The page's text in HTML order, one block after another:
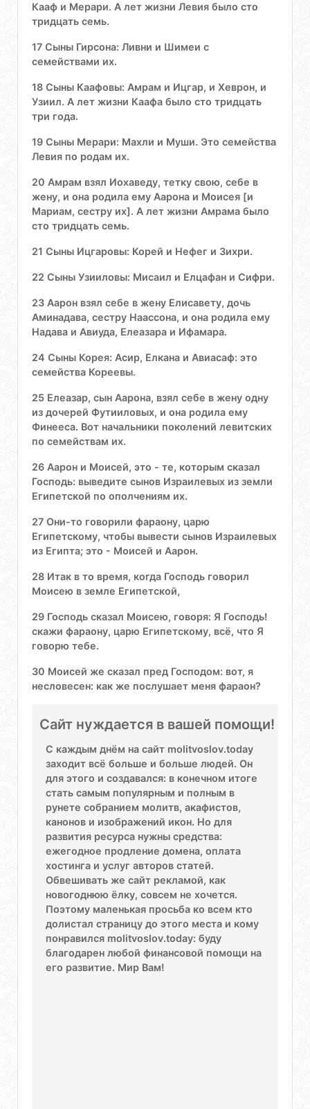
Кааф и Мерари. А лет жизни Левия было сто
тридцать семь.
17 Сыны Гирсона: Ливни и Шимеи с
семействами их.
18 Сыны Каафовы: Амрам и Ицгар, и Хеврон, и
Узиил. А лет жизни Каафа было сто тридцать
три года.
19 Сыны Мерари: Махли и Муши. Это семейства
Левия по родам их.
20 Амрам взял Иохаведу, тетку свою, себе в
жену, и она родила ему Аарона и Моисея [и
Мариам, сестру их]. А лет жизни Амрама было
сто тридцать семь.
21 Сыны Ицгаровы: Корей и Нефег и Зихри.
22 Сыны Узииловы: Мисаил и Елцафан и Сифри.
23 Аарон взял себе в жену Елисавету, дочь
Аминадава, сестру Наассона, и она родила ему
Надава и Авиуда, Елеазара и Ифамара.
24 Сыны Корея: Асир, Елкана и Авиасаф: это
семейства Кореевы.
25 Елеазар, сын Аарона, взял себе в жену одну
из дочерей Футииловых, и она родила ему
Финееса. Вот начальники поколений левитских
по семействам их.
26 Аарон и Моисей, это - те, которым сказал
Господь: выведите сынов Израилевых из земли
Египетской по ополчениям их.
27 Они-то говорили фараону, царю
Египетскому, чтобы вывести сынов Израилевых
из Египта; это - Моисей и Аарон.
28 Итак в то время, когда Господь говорил
Моисею в земле Египетской,
29 Господь сказал Моисею, говоря: Я Господь!
скажи фараону, царю Египетскому, всё, что Я
говорю тебе.
30 Моисей же сказал пред Господом: вот, я
несловесен: как же послушает меня фараон?
Сайт нуждается в вашей помощи!
С каждым днём на сайт molitvoslov.today
заходит всё больше и больше людей. Он
для этого и создавался: в конечном итоге
стать самым популярным и полным в
рунете собранием молитв, акафистов,
канонов и изображений икон. Но для
развития ресурса нужны средства:
ежегодное продление домена, оплата
хостинга и услуг авторов статей.
Обвешивать же сайт рекламой, как
новогоднюю ёлку, совсем не хочется.
Поэтому маленькая просьба ко всем кто
долистал страницу до этого места и кому
понравился molitvoslov.today: буду
благодарен любой финансовой помощи на
его развитие. Мир Вам!